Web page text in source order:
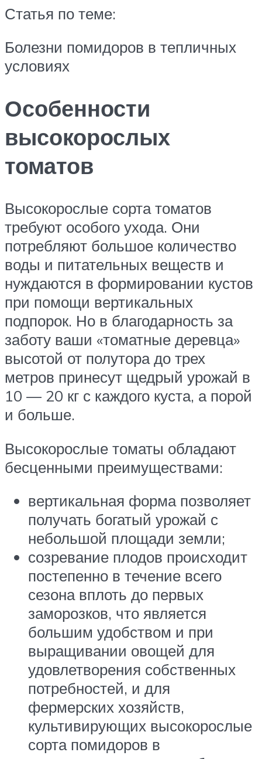
Статья по теме:
Болезни помидоров в тепличных
условиях
Особенности
высокорослых
томатов
Высокорослые сорта томатов
требуют особого ухода. Они
потребляют большое количество
воды и питательных веществ и
нуждаются в формировании кустов
при помощи вертикальных
подпорок. Но в благодарность за
заботу ваши «томатные деревца»
высотой от полутора до трех
метров принесут щедрый урожай в
10 — 20 кг с каждого куста, а порой
и больше.
Высокорослые томаты обладают
бесценными преимуществами:
вертикальная форма позволяет
получать богатый урожай с
небольшой площади земли;
созревание плодов происходит
постепенно в течение всего
сезона вплоть до первых
заморозков, что является
большим удобством и при
выращивании овощей для
удовлетворения собственных
потребностей, и для
фермерских хозяйств,
культивирующих высокорослые
сорта помидоров в